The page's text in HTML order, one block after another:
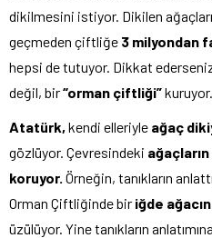
dikilmesini istiyor. Dikilen
geçmeden çiftliğe 3 milyondan
hepsi de tutuyor. Dikkat
değil, bir“orman çiftliği”kuruyor.
Atatürk, kendi elleriyle ağaç
gözlüyor. Çevresindeki
koruyor. Örneğin, tanıkların
Orman Çiftliğinde bir iğde
üzülüyor. Yine tanıkların